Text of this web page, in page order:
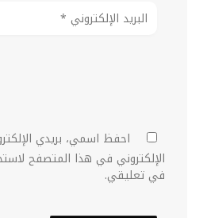
احفظ اسمي، بريدي
الإلكتروني في هذا المتصفح
في تعليقي.